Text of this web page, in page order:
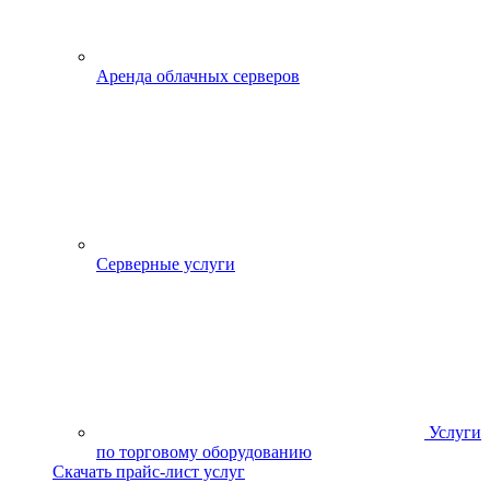
Аренда облачных серверов
Серверные услуги
Услуги
по торговому оборудованию
Скачать прайс-лист услуг